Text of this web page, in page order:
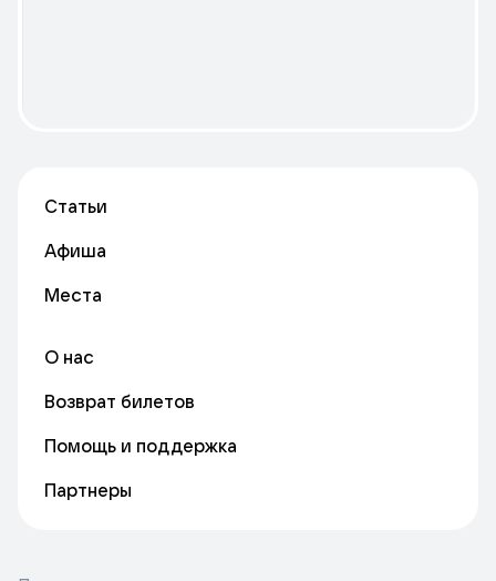
Статьи
Афиша
Места
О нас
Возврат билетов
Помощь и поддержка
Партнеры